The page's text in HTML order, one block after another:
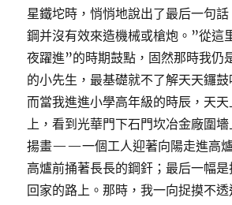
星鐵坨時，悄悄地說出了最后一句
鋼并沒有效來造機械或槍炮。”從這
夜躍進”的時期鼓點，固然那時我仍
的小先生，最基礎就不了解天天鑼鼓
而當我進進小學高年級的時辰，天
上，看到光華門下石門坎冶金廠圍
揚畫——一個工人迎著向陽走進高
高爐前捅著長長的鋼釬；最后一幅
回家的路上。那時，我一向捉摸不